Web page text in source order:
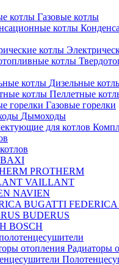
Газовые котлы
Дизельные
Пеллетные
Газовые горелки
Дымоходы
BAXI
PROTHERM
VAILLANT
NAVIEN
BUDERUS
BOSCH
Радиаторы